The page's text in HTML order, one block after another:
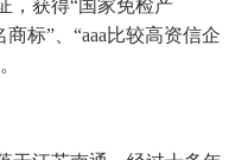
，获得“国家免检产
标”、“aaa比较高资信企